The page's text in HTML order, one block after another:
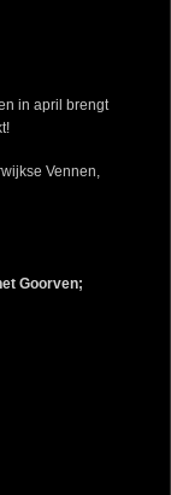
in april brengt
Vennen,
Goorven;